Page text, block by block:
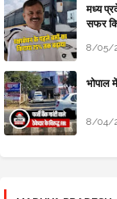
मध्य
सफर
8/05/
भोपाल
8/04/